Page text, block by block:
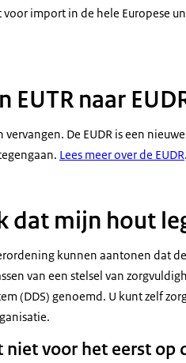
import in de hele Europese
EUTR naar
vervangen. De EUDR is een
Lees meer over de EUDR.
dat mijn hout
kunnen aantonen dat
van een stelsel van
(DDS) genoemd. U kunt zelf
niet voor het eerst op